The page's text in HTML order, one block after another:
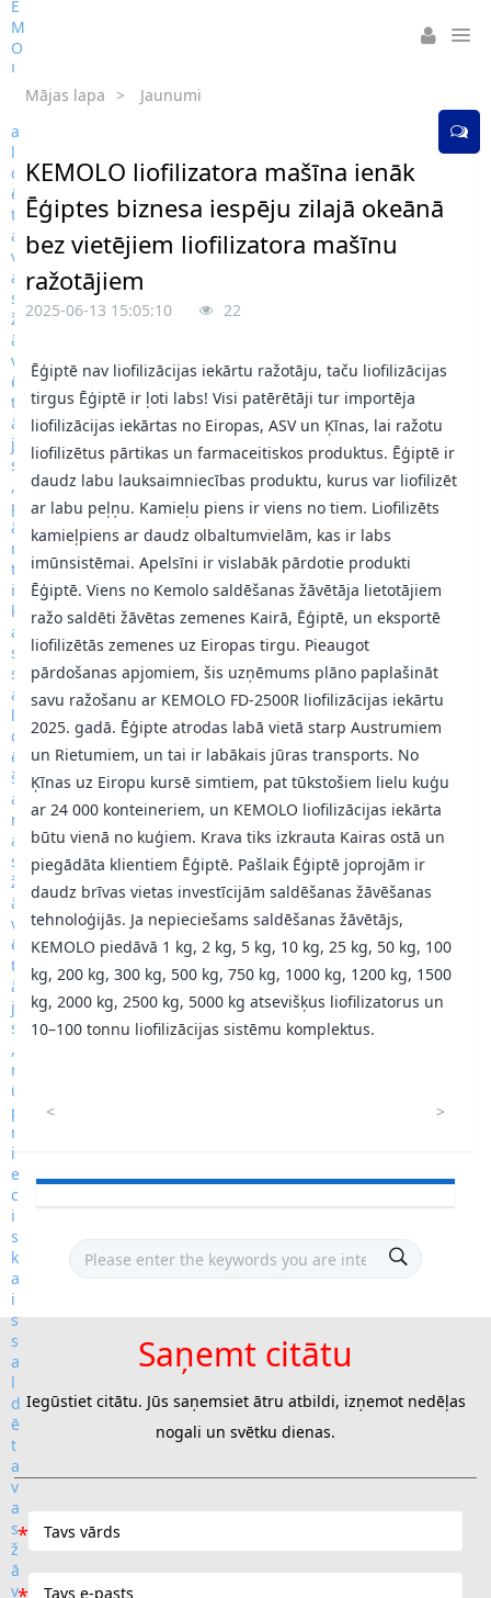
Mājas lapa > Jaunumi
KEMOLO liofilizatora mašīna ienāk
Ēģiptes biznesa iespēju zilajā okeānā
bez vietējiem liofilizatora mašīnu
ražotājiem
2025-06-13 15:05:10 22
Ēģiptē nav liofilizācijas iekārtu ražotāju, taču liofilizācijas
tirgus Ēģiptē ir ļoti labs! Visi patērētāji tur importēja
liofilizācijas iekārtas no Eiropas, ASV un Ķīnas, lai ražotu
liofilizētus pārtikas un farmaceitiskos produktus. Ēģiptē ir
daudz labu lauksaimniecības produktu, kurus var liofilizēt
ar labu peļņu. Kamieļu piens ir viens no tiem. Liofilizēts
kamieļpiens ar daudz olbaltumvielām, kas ir labs
imūnsistēmai. Apelsīni ir vislabāk pārdotie produkti
Ēģiptē. Viens no Kemolo saldēšanas žāvētāja lietotājiem
ražo saldēti žāvētas zemenes Kairā, Ēģiptē, un eksportē
liofilizētās zemenes uz Eiropas tirgu. Pieaugot
pārdošanas apjomiem, šis uzņēmums plāno paplašināt
savu ražošanu ar KEMOLO FD-2500R liofilizācijas iekārtu
2025. gadā. Ēģipte atrodas labā vietā starp Austrumiem
un Rietumiem, un tai ir labākais jūras transports. No
Ķīnas uz Eiropu kursē simtiem, pat tūkstošiem lielu kuģu
ar 24 000 konteineriem, un KEMOLO liofilizācijas iekārta
būtu vienā no kuģiem. Krava tiks izkrauta Kairas ostā un
piegādāta klientiem Ēģiptē. Pašlaik Ēģiptē joprojām ir
daudz brīvas vietas investīcijām saldēšanas žāvēšanas
tehnoloģijās. Ja nepieciešams saldēšanas žāvētājs,
KEMOLO piedāvā 1 kg, 2 kg, 5 kg, 10 kg, 25 kg, 50 kg, 100
kg, 200 kg, 300 kg, 500 kg, 750 kg, 1000 kg, 1200 kg, 1500
kg, 2000 kg, 2500 kg, 5000 kg atsevišķus liofilizatorus un
10–100 tonnu liofilizācijas sistēmu komplektus.
< >
Saņemt citātu
Iegūstiet citātu. Jūs saņemsiet ātru atbildi, izņemot nedēļas
nogali un svētku dienas.